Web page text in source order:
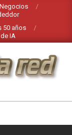
50 años
IA